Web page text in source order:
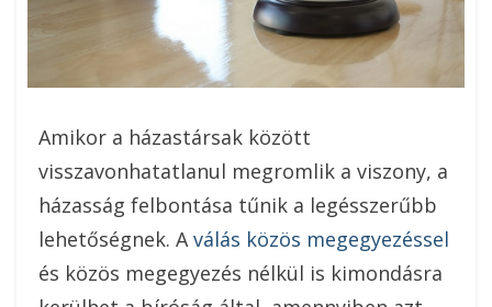
Amikor a házastársak között
visszavonhatatlanul megromlik a viszony, a
házasság felbontása tűnik a legésszerűbb
lehetőségnek. A válás közös megegyezéssel
és közös megegyezés nélkül is kimondásra